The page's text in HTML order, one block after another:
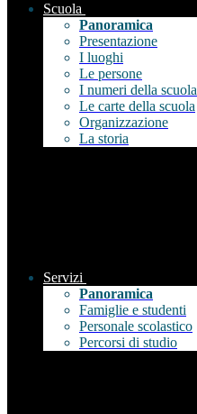
Scuola
Panoramica
Presentazione
I luoghi
Le persone
I numeri della scuola
Le carte della scuola
Organizzazione
La storia
Servizi
Panoramica
Famiglie e studenti
Personale scolastico
Percorsi di studio